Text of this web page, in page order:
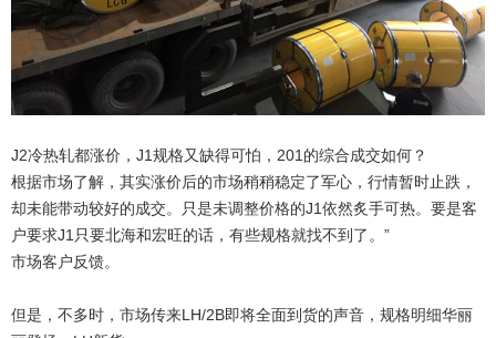
J2冷热轧都涨价，J1规格又缺得可怕，201的综合成交如何？
根据市场了解，其实涨价后的市场稍稍稳定了军心，行情暂时止跌，
却未能带动较好的成交。只是未调整价格的J1依然炙手可热。要是客
户要求J1只要北海和宏旺的话，有些规格就找不到了。”
市场客户反馈。
但是，不多时，市场传来LH/2B即将全面到货的声音，规格明细华丽